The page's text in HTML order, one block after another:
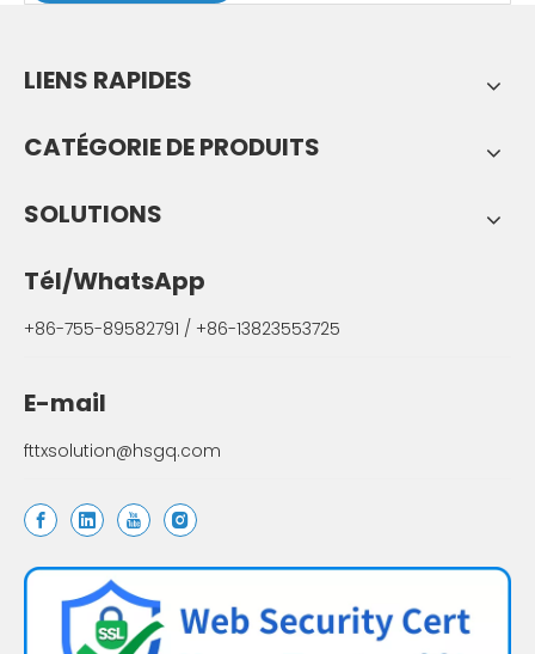
LIENS RAPIDES
CATÉGORIE DE PRODUITS
SOLUTIONS
Tél/WhatsApp
+86-755-89582791 / +86-13823553725
E-mail
fttxsolution@hsgq.com